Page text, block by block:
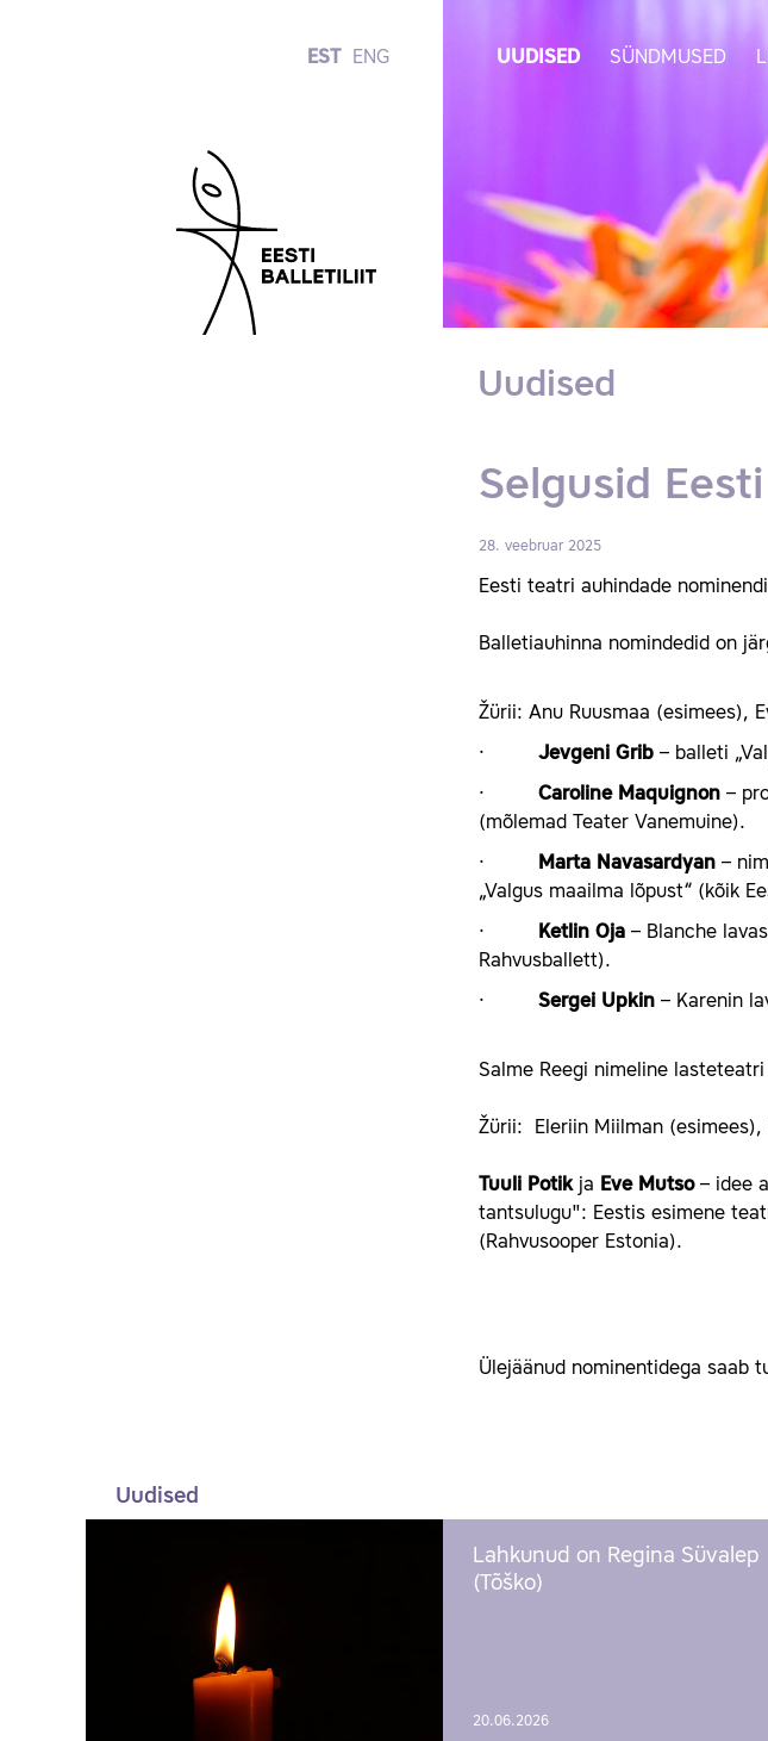
EST ENG UUDISED SÜNDMUSED
Uudised
Selgusid
28. veebruar 2025
Eesti teatri auhindade
Balletiauhinna nomindedid on
Žürii: Anu Ruusmaa (esimees),
· Jevgeni Grib – balleti
· Caroline Maquignon –
(mõlemad Teater Vanemuine).
· Marta Navasardyan –
„Valgus maailma lõpust“ (kõik
· Ketlin Oja – Blanche
Rahvusballett).
· Sergei Upkin – Karenin
Salme Reegi nimeline
Žürii: Eleriin Miilman (esimees),
Tuuli Potik ja Eve Mutso – idee
tantsulugu": Eestis esimene
(Rahvusooper Estonia).
Ülejäänud nominentidega saab
Uudised
Lahkunud on Regina Süvalep
(Tõško)
20.06.2026